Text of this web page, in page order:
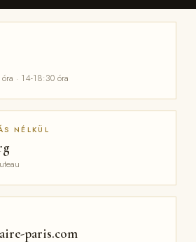
· 14-18:30 óra
NÉLKÜL
paris.com